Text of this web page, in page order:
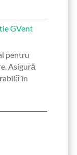
GVent
pentru
Asigură
în